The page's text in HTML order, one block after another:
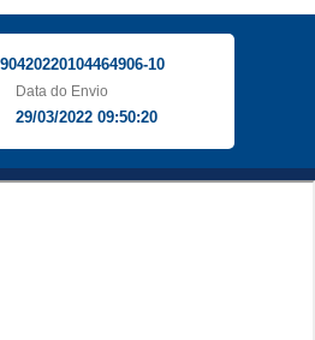
10
Data do Envio
29/03/2022 09:50:20